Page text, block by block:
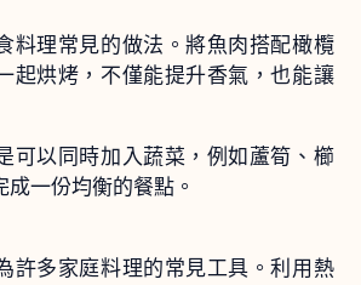
料理常見的做法。將魚肉搭配橄欖
起烘烤，不僅能提升香氣，也能讓
可以同時加入蔬菜，例如蘆筍、櫛
一份均衡的餐點。
許多家庭料理的常見工具。利用熱